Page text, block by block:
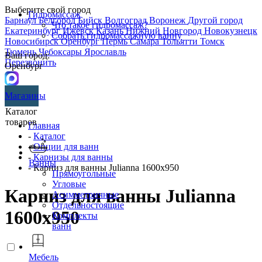
Выберите свой город
БарнаулБелгородБийск ВолгоградВоронеж Другой город
ЕкатеринбургИжевскКазаньНижний Новгород Новокузнецк
НовосибирскОренбургПермьСамараТольятти Томск
ТюменьЧебоксары Ярославль
Перезвонить
Гидромассаж
Что такое гидромассаж?
Собрать гидромассажную ванну
Ваш город:
Оренбург
Магазины
Каталог
товаров
Ванны
Прямоугольные
Угловые
Асимметричные
Отдельностоящие
Комплекты
ванн
Мебель
Главная
- Каталог
-Опции для ванн
- Карнизы для ванны
- Карниз для ванны Julianna 1600х950
Карниз для ванны Julianna
1600х950